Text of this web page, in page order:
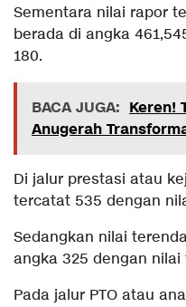
Sementara nilai rapor
berada di angka
180.
BACA JUGA: Keren!
Anugerah
Di jalur prestasi atau
tercatat 535 dengan
Sedangkan nilai
angka 325 dengan nilai
Pada jalur PTO atau